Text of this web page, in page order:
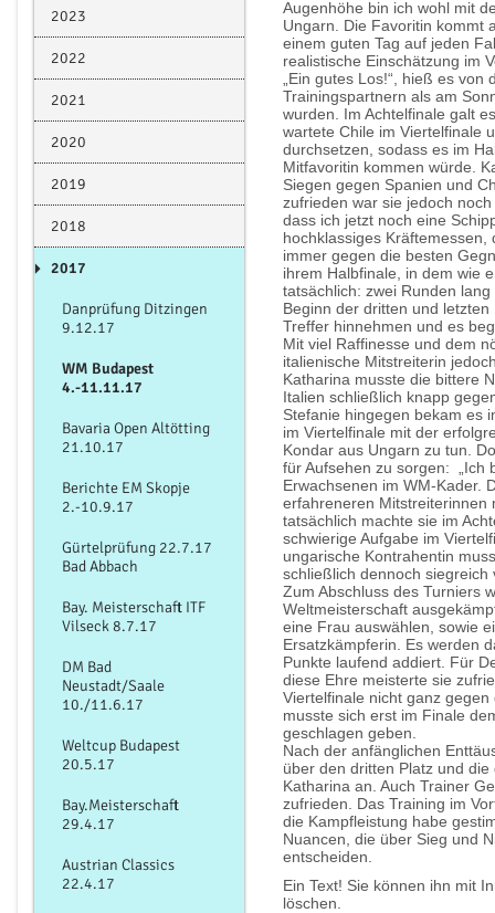
2023
2022
2021
2020
2019
2018
2017
Danprüfung Ditzingen
9.12.17
WM Budapest
4.-11.11.17
Bavaria Open Altötting
21.10.17
Berichte EM Skopje
2.-10.9.17
Gürtelprüfung 22.7.17
Bad Abbach
Bay. Meisterschaft ITF
Vilseck 8.7.17
DM Bad
Neustadt/Saale
10./11.6.17
Weltcup Budapest
20.5.17
Bay.Meisterschaft
29.4.17
Austrian Classics
22.4.17
Augenhöhe bin ich wohl mit
Ungarn. Die Favoritin kommt
einem guten Tag auf jeden
realistische Einschätzung im
„Ein gutes Los!“, hieß es
Trainingspartnern als am
wurden. Im Achtelfinale galt
wartete Chile im Viertelfinale
durchsetzen, sodass es im
Mitfavoritin kommen würde.
Siegen gegen Spanien und
zufrieden war sie jedoch
dass ich jetzt noch eine
hochklassiges
immer gegen die besten
ihrem Halbfinale, in dem wie
tatsächlich: zwei Runden
Beginn der dritten und
Treffer hinnehmen und es
Mit viel Raffinesse und dem
italienische Mitstreiterin
Katharina musste die bittere
Italien schließlich knapp
Stefanie hingegen bekam es
im Viertelfinale mit der
Kondar aus Ungarn zu tun.
für Aufsehen zu sorgen: „Ich
Erwachsenen im WM-Kader.
erfahreneren Mitstreiterinnen
tatsächlich machte sie im
schwierige Aufgabe im
ungarische Kontrahentin
schließlich dennoch
Zum Abschluss des Turniers
Weltmeisterschaft
eine Frau auswählen, sowie
Ersatzkämpferin. Es werden
Punkte laufend addiert. Für
diese Ehre meisterte sie
Viertelfinale nicht ganz
musste sich erst im Finale
geschlagen geben.
Nach der anfänglichen
über den dritten Platz und
Katharina an. Auch Trainer
zufrieden. Das Training im
die Kampfleistung habe
Nuancen, die über Sieg und
entscheiden.
Ein Text! Sie können ihn mit
löschen.